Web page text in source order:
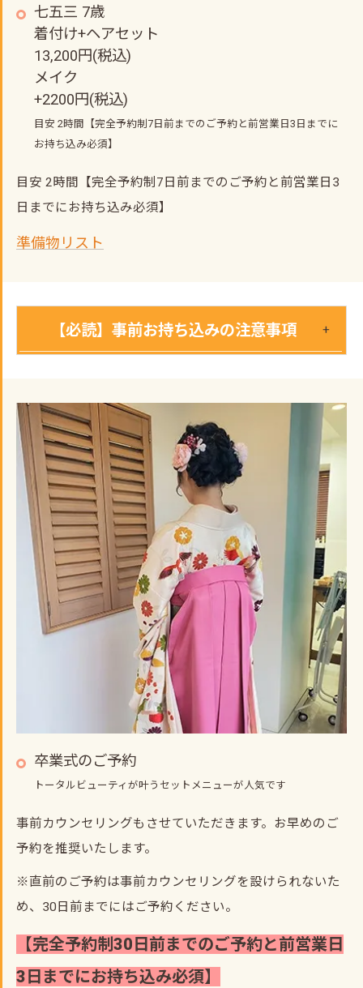
七五三 7歳
着付け+ヘアセット
13,200円(税込)
メイク
+2200円(税込)
目安 2時間【完全予約制7日前までのご予約と前営業日3日までに
お持ち込み必須】
目安 2時間【完全予約制7日前までのご予約と前営業日3
日までにお持ち込み必須】
準備物リスト
【必読】事前お持ち込みの注意事項
卒業式のご予約
トータルビューティが叶うセットメニューが人気です
事前カウンセリングもさせていただきます。お早めのご
予約を推奨いたします。
※直前のご予約は事前カウンセリングを設けられないた
め、30日前までにはご予約ください。
【完全予約制30日前までのご予約と前営業日
3日までにお持ち込み必須】